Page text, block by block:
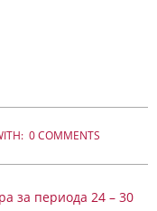
0 COMMENTS
за периода 24 – 30